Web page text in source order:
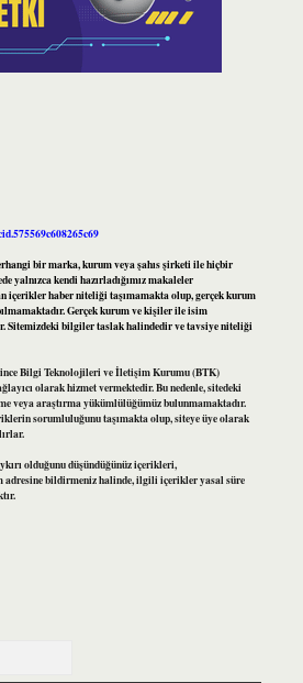
bir marka, kurum veya şahıs şirketi ile hiçbir
yalnızca kendi hazırladığımız makaleler
içerikler haber niteliği taşımamakta olup, gerçek kurum
Gerçek kurum ve kişiler ile isim
Sitemizdeki bilgiler taslak halindedir ve tavsiye niteliği
Bilgi Teknolojileri ve İletişim Kurumu (BTK)
olarak hizmet vermektedir. Bu nedenle, sitedeki
veya araştırma yükümlülüğümüz bulunmamaktadır.
sorumluluğunu taşımakta olup, siteye üye olarak
olduğunu düşündüğünüz içerikleri,
adresine bildirmeniz halinde, ilgili içerikler yasal süre